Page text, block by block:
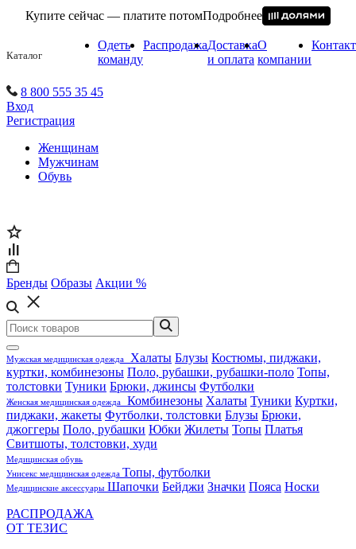
Купите сейчас — платите потомПодробнее
Каталог
Одеть
команду
РаспродажаДоставка
и оплата
О
компании
8 800 555 35 45
Вход
Регистрация
Женщинам
Мужчинам
Обувь
Бренды Образы Акции %
Мужская медицинская одежда Халаты Блузы Костюмы, пиджаки,
куртки, комбинезоны Поло, рубашки, рубашки-поло Топы,
толстовки Туники Брюки, джинсы Футболки
Женская медицинская одежда Комбинезоны Халаты Туники Куртки,
пиджаки, жакеты Футболки, толстовки Блузы Брюки,
джоггеры Поло, рубашки Юбки Жилеты Топы Платья
Свитшоты, толстовки, худи
Медицинская обувь
Унисекс медицинская одежда Топы, футболки
Медицинские аксессуары Шапочки Бейджи Значки Пояса Носки
РАСПРОДАЖА
ОТ ТЕЗИС